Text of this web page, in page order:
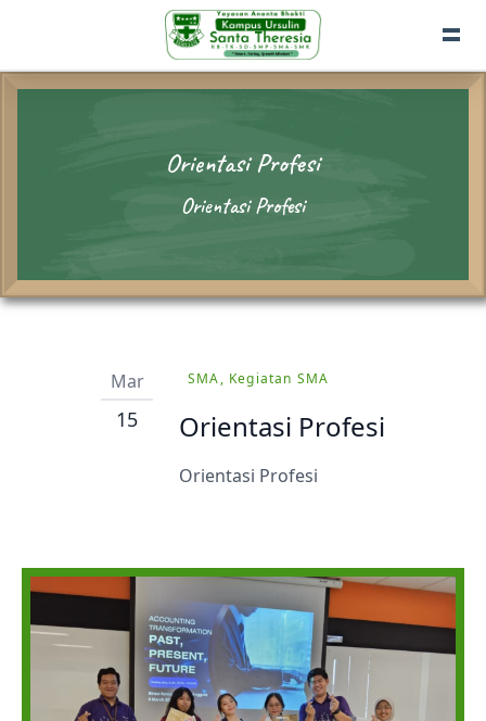
Orientasi Profesi
Orientasi Profesi
Mar
15
SMA, Kegiatan SMA
Orientasi Profesi
Orientasi Profesi